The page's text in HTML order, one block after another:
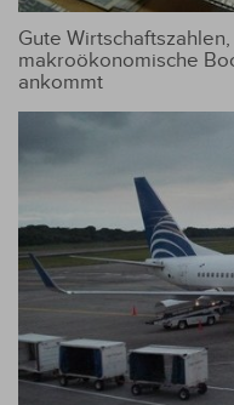
Gute
makroökonomische
ankommt